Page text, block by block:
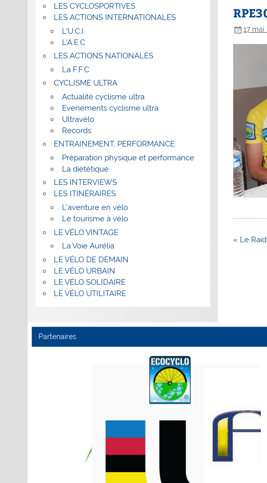
17 mai
« Le
LES CYCLOSPORTIVES
LES ACTIONS INTERNATIONALES
L’U.C.I.
L’A.E.C
LES ACTIONS NATIONALES
La F.F.C
CYCLISME ULTRA
Actualité cyclisme ultra
Evenements cyclisme ultra
Ultravélo
Records
ENTRAINEMENT, PERFORMANCE
Préparation physique et performance
La diététique
LES INTERVIEWS
LES ITINÉRAIRES
L’aventure en vélo
Le tourisme à vélo
LE VÉLO VINTAGE
La Voie Aurélia
LE VÉLO DE DEMAIN
LE VÉLO URBAIN
LE VÉLO SOLIDAIRE
LE VÉLO UTILITAIRE
Partenaires